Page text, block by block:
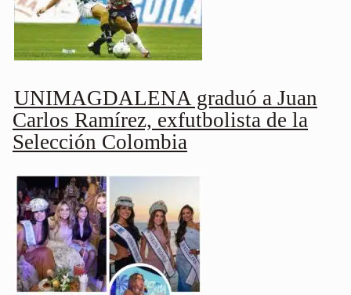
UNIMAGDALENA graduó a Juan
Carlos Ramírez, exfutbolista de la
Selección Colombia